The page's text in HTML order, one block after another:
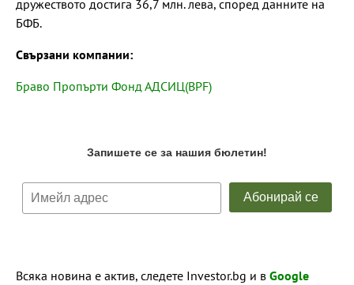
дружеството достига 36,7 млн. лева, според данните на
БФБ.
Свързани компании:
Браво Пропърти Фонд АДСИЦ(BPF)
Всяка новина е актив, следете Investor.bg и в Google